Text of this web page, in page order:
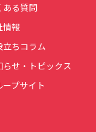
ある質問
情報
立ちコラム
らせ・トピックス
ープサイト